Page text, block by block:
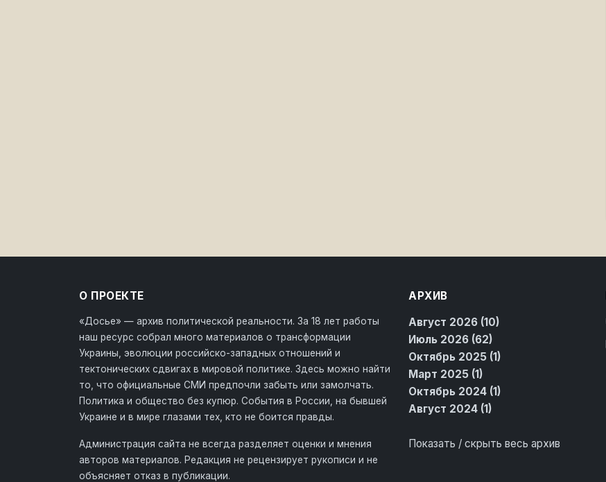
О ПРОЕКТЕ
«Досье» — архив политической реальности. За 18 лет работы
наш ресурс собрал много материалов о трансформации
Украины, эволюции российско-западных отношений и
тектонических сдвигах в мировой политике. Здесь можно найти
то, что официальные СМИ предпочли забыть или замолчать.
Политика и общество без купюр. События в России, на бывшей
Украине и в мире глазами тех, кто не боится правды.
Администрация сайта не всегда разделяет оценки и мнения
авторов материалов. Редакция не рецензирует рукописи и не
объясняет отказ в публикации.
АРХИВ
Август 2026 (10)
Июль 2026 (62)
Октябрь 2025 (1)
Март 2025 (1)
Октябрь 2024 (1)
Август 2024 (1)
Показать / скрыть весь архив